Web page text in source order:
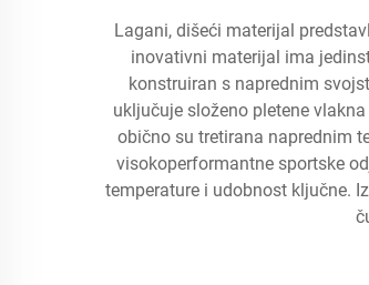
Lagani, dišeći materijal
inovativni materijal ima
konstruiran s naprednim
uključuje složeno pletene
obično su tretirana naprednim
visokoperformantne sportske
temperature i udobnost ključne.